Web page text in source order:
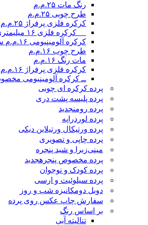
رنگ مات ۲۵.م.م
طرح چوبی ۲۵.م.م
کرکره فلزی پرفراژ ۲۵.م.م
__ کرکره فلزی ۱۶ میلیمتری
کرکره آلومینیومی ۱۶.م.م ساده
طرح چوب ۱۶.م.م
مات رنگ ۱۶.م.م
کرکره فلزی پرفراژ ۱۶.م.م
ــ کرکره آلومینیومی
پرده کرکره ای چوبی
پرده پلیسه پشت دری
پرده رومنجدید
پرده لوردراپه
پرده ورتیکال ورتیلاین دیکی
پرده چاپی و تصویری
مینی‌زبرا و شید پنجره
پرده مخصوص پنجره جدید
پرده کودک و نوجوان
پرده سیلوئیت و ارسی
دوبل دومکانیزه شب و روز
سفارش چاپ عکس روی پرده
بر اساس رنگ
تنالیته آبی